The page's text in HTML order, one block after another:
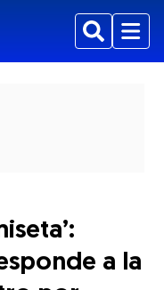
BuscarMenu
a la